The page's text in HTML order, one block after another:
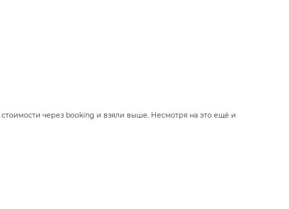
через booking и взяли выше. Несмотря на это ещё и